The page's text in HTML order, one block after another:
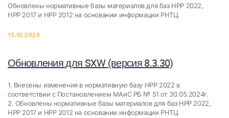
Обновлены нормативные базы материалов для баз НРР 2022,
НРР 2017 и НРР 2012 на основании информации РНТЦ.
15.10.2024
Обновления для SXW (версия 8.3.30)
1. Внесены изменения в нормативную базу НРР 2022 в
соответствии с Постановлением МАиС РБ № 51 от 30.05.2024г.
2. Обновлены нормативные базы материалов для баз НРР 2022,
НРР 2017 и НРР 2012 на основании информации РНТЦ